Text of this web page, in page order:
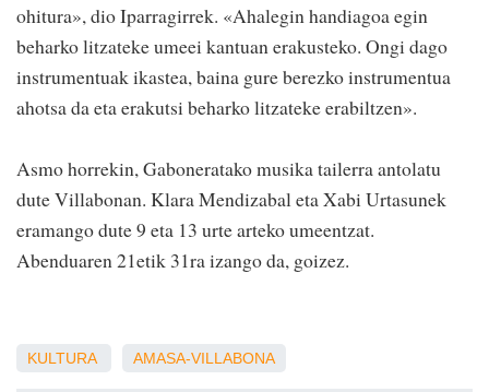
ohitura», dio Iparragirrek. «Ahalegin handiagoa egin
beharko litzateke umeei kantuan erakusteko. Ongi dago
instrumentuak ikastea, baina gure berezko instrumentua
ahotsa da eta erakutsi beharko litzateke erabiltzen».
Asmo horrekin, Gaboneratako musika tailerra antolatu
dute Villabonan. Klara Mendizabal eta Xabi Urtasunek
eramango dute 9 eta 13 urte arteko umeentzat.
Abenduaren 21etik 31ra izango da, goizez.
KULTURA AMASA-VILLABONA